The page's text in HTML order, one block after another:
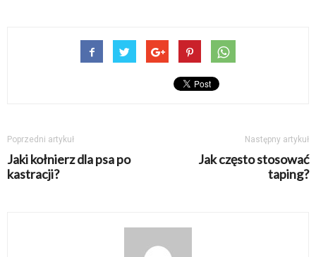
Poprzedni artykuł
Jaki kołnierz dla psa po
kastracji?
Następny artykuł
Jak często stosować
taping?